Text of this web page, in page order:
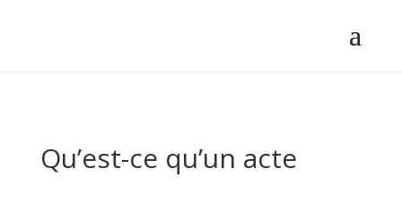
Qu’est-ce qu’un acte